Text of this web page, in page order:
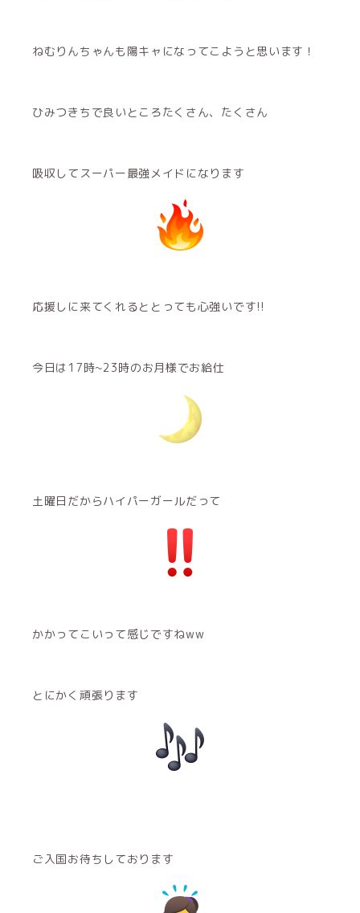
ねむりんちゃんも陽キャになってこようと思います！
ひみつきちで良いところたくさん、たくさん
吸収してスーパー最強メイドになります
応援しに来てくれるととっても心強いです!!
今日は17時~23時のお月様でお給仕
土曜日だからハイパーガールだって
かかってこいって感じですねww
とにかく頑張ります
ご入国お待ちしております